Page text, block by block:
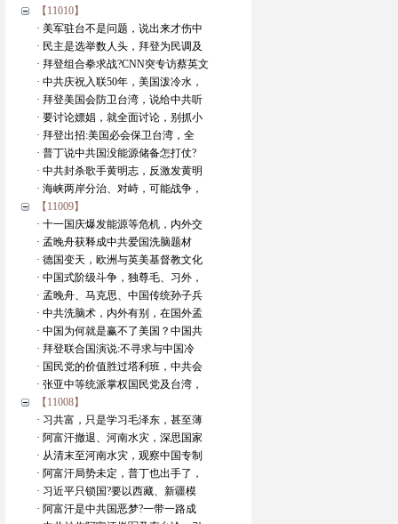
【11010】
· 美军驻台不是问题，说出来才伤中
· 民主是选举数人头，拜登为民调及
· 拜登组合拳求战?CNN突专访蔡英文
· 中共庆祝入联50年，美国泼冷水，
· 拜登美国会防卫台湾，说给中共听
· 要讨论嫖娼，就全面讨论，别抓小
· 拜登出招:美国必会保卫台湾，全
· 普丁说中共国没能源储备怎打仗?
· 中共封杀歌手黄明志，反激发黄明
· 海峡两岸分治、对峙，可能战争，
【11009】
· 十一国庆爆发能源等危机，内外交
· 孟晚舟获释成中共爱国洗脑题材
· 德国变天，欧洲与英美基督教文化
· 中国式阶级斗争，独尊毛、习外，
· 孟晚舟、马克思、中国传统孙子兵
· 中共洗脑术，内外有别，在国外孟
· 中国为何就是赢不了美国？中国共
· 拜登联合国演说:不寻求与中国冷
· 国民党的价值胜过塔利班，中共会
· 张亚中等统派掌权国民党及台湾，
【11008】
· 习共富，只是学习毛泽东，甚至薄
· 阿富汗撤退、河南水灾，深思国家
· 从清末至河南水灾，观察中国专制
· 阿富汗局势未定，普丁也出手了，
· 习近平只锁国?要以西藏、新疆模
· 阿富汗是中共国恶梦?一带一路成